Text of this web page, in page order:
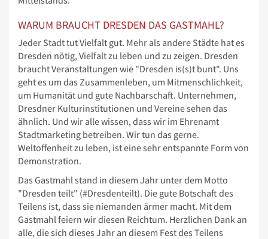
WARUM BRAUCHT DRESDEN DAS GASTMAHL?
Jeder Stadt tut Vielfalt gut. Mehr als andere Städte hat es
Dresden nötig, Vielfalt zu leben und zu zeigen. Dresden
braucht Veranstaltungen wie "Dresden is(s)t bunt". Uns
geht es um das Zusammenleben, um Mitmenschlichkeit,
um Humanität und gute Nachbarschaft. Unternehmen,
Dresdner Kulturinstitutionen und Vereine sehen das
ähnlich. Und wir alle wissen, dass wir im Ehrenamt
Stadtmarketing betreiben. Wir tun das gerne.
Weltoffenheit zu leben, ist eine sehr entspannte Form von
Demonstration.
Das Gastmahl stand in diesem Jahr unter dem Motto
"Dresden teilt" (#Dresdenteilt). Die gute Botschaft des
Teilens ist, dass sie niemanden ärmer macht. Mit dem
Gastmahl feiern wir diesen Reichtum. Herzlichen Dank an
alle, die sich dieses Jahr an diesem Fest des Teilens